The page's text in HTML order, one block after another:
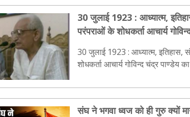
30 जुलाई 1923 : आध्यात्म,
परंपराओं के शोधकर्ता आचार्य
30 जुलाई 1923 : आध्यात्म,
शोधकर्ता आचार्य गोविन्द चंद्र पाण्डेय
संघ ने भगवा ध्वज को ही गुरु क्यों